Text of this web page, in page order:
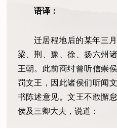
语译：
迁居程地后的某年三
梁、荆、豫、徐、扬六州
王朝。此前商纣曾听信崇
罚文王，因此诸侯们听闻
书陈述意见。文王不敢懈
侯及三卿大夫，说道：